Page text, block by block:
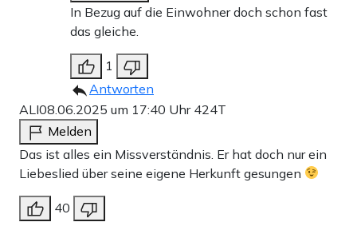
In Bezug auf die Einwohner doch schon fast
das gleiche.
1
Antworten
ALI08.06.2025 um 17:40 Uhr 424T
Melden
Das ist alles ein Missverständnis. Er hat doch nur ein
Liebeslied über seine eigene Herkunft gesungen
40